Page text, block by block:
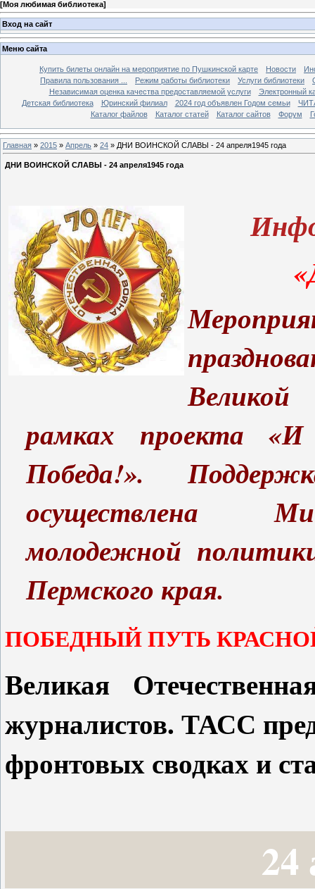
[Моя любимая библиотека]
Вход на сайт
Меню сайта
Купить билеты онлайн на мероприятие по Пушкинской карте Новости
Правила пользования ...
Режим работы библиотеки Услуги библиотеки
Независимая оценка качества предоставляемой услуги
Электронный
Детская библиотека
Юринский филиал 2024 год объявлен Годом семьи
Каталог файлов
Каталог статей Каталог сайтов Форум
Главная » 2015 » Апрель » 24 » ДНИ ВОИНСКОЙ СЛАВЫ - 24 апреля1945 года
ДНИ ВОИНСКОЙ СЛАВЫ - 24 апреля1945 года
рамках проекта
Победа!».
осуществлена
молодежной
Пермского края.
ПОБЕДНЫЙ ПУТЬ
Великая
журналистов. ТАСС
фронтовых сводках и
24